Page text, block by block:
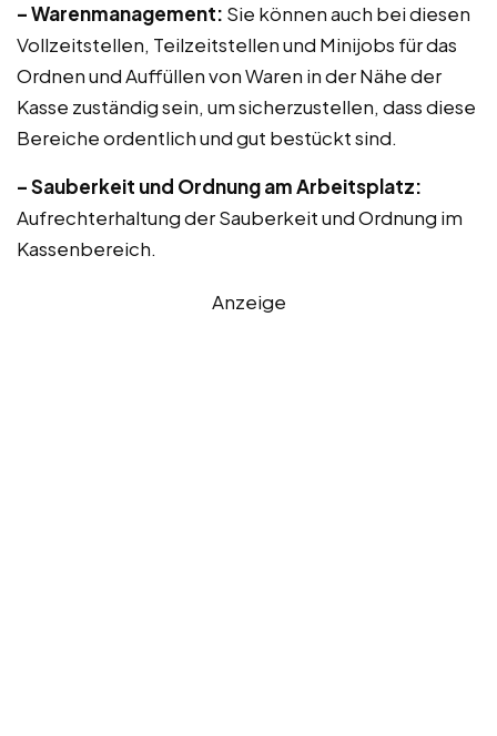
– Warenmanagement: Sie können auch bei diesen
Vollzeitstellen, Teilzeitstellen und Minijobs für das
Ordnen und Auffüllen von Waren in der Nähe der
Kasse zuständig sein, um sicherzustellen, dass diese
Bereiche ordentlich und gut bestückt sind.
– Sauberkeit und Ordnung am Arbeitsplatz:
Aufrechterhaltung der Sauberkeit und Ordnung im
Kassenbereich.
Anzeige